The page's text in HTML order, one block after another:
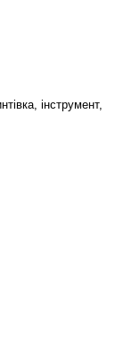
інструмент,